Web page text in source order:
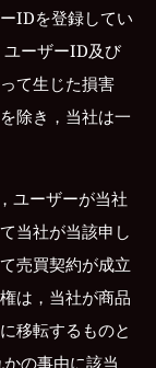
IDを登録してい
ユーザーID及び
て生じた損害
除き，当社は一
ユーザーが当社
当社が当該申し
売買契約が成立
は，当社が商品
移転するものと
の事由に該当